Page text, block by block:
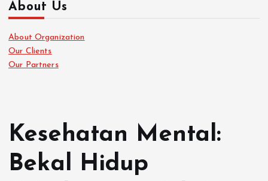
About Us
About Organization
Our Clients
Our Partners
Kesehatan Mental:
Bekal Hidup